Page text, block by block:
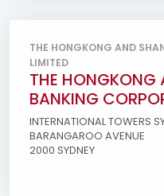
THE HONGKONG AND
LIMITED
THE HONGKONG
BANKING
INTERNATIONAL TOWERS
BARANGAROO AVENUE
2000 SYDNEY